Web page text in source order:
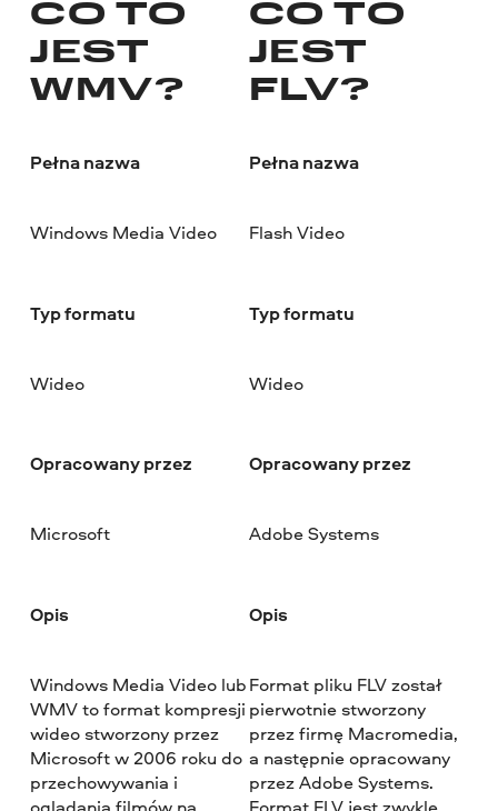
CO TO
JEST
WMV?
Pełna nazwa
Windows Media Video
Typ formatu
Wideo
Opracowany przez
Microsoft
Opis
Windows Media Video lub
WMV to format kompresji
wideo stworzony przez
Microsoft w 2006 roku do
przechowywania i
CO TO
JEST
FLV?
Pełna nazwa
Flash Video
Typ formatu
Wideo
Opracowany przez
Adobe Systems
Opis
Format pliku FLV został
pierwotnie stworzony
przez firmę Macromedia,
a następnie opracowany
przez Adobe Systems.